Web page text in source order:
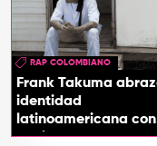
RAP COLOMBIANO
Frank Takuma
identidad
latinoamericana con
'InDios'